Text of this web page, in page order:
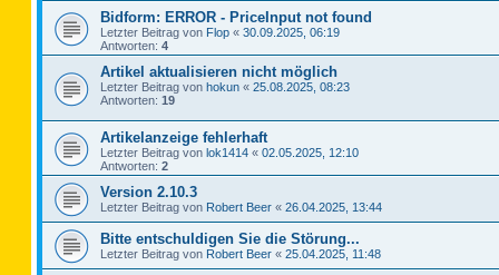
Bidform: ERROR - PriceInput not found
Letzter Beitrag von Flop « 30.09.2025, 06:19
Antworten: 4
Artikel aktualisieren nicht möglich
Letzter Beitrag von hokun « 25.08.2025, 08:23
Antworten: 19
Artikelanzeige fehlerhaft
Letzter Beitrag von lok1414 « 02.05.2025, 12:10
Antworten: 2
Version 2.10.3
Letzter Beitrag von Robert Beer « 26.04.2025, 13:44
Bitte entschuldigen Sie die Störung...
Letzter Beitrag von Robert Beer « 25.04.2025, 11:48